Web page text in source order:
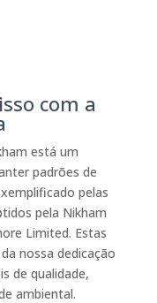
com a
está um
padrões de
pelas
pela Nikham
Limited. Estas
nossa dedicação
de qualidade,
ambiental.